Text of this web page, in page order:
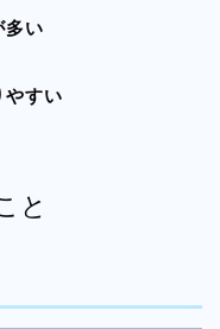
多い
やすい
と